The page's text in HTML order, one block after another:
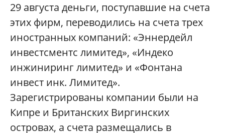
29 августа деньги, поступавшие на счета
этих фирм, переводились на счета трех
иностранных компаний: «Эннердейл
инвестсментс лимитед», «Индеко
инжиниринг лимитед» и «Фонтана
инвест инк. Лимитед».
Зарегистрированы компании были на
Кипре и Британских Виргинских
островах, а счета размещались в